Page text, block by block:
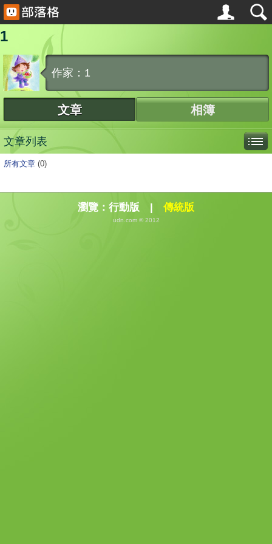
1
作家：1
文章 相簿
文章列表
所有文章 (0)
瀏覽： 行動版 | 傳統版
udn.com © 2012